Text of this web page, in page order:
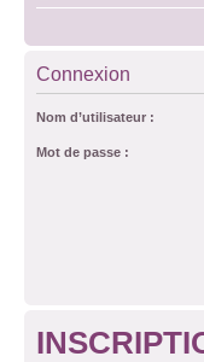
Connexion
Nom d’utilisateur :
Mot de passe :